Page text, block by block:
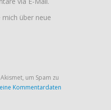
mich über neue
um Spam zu
Kommentardaten